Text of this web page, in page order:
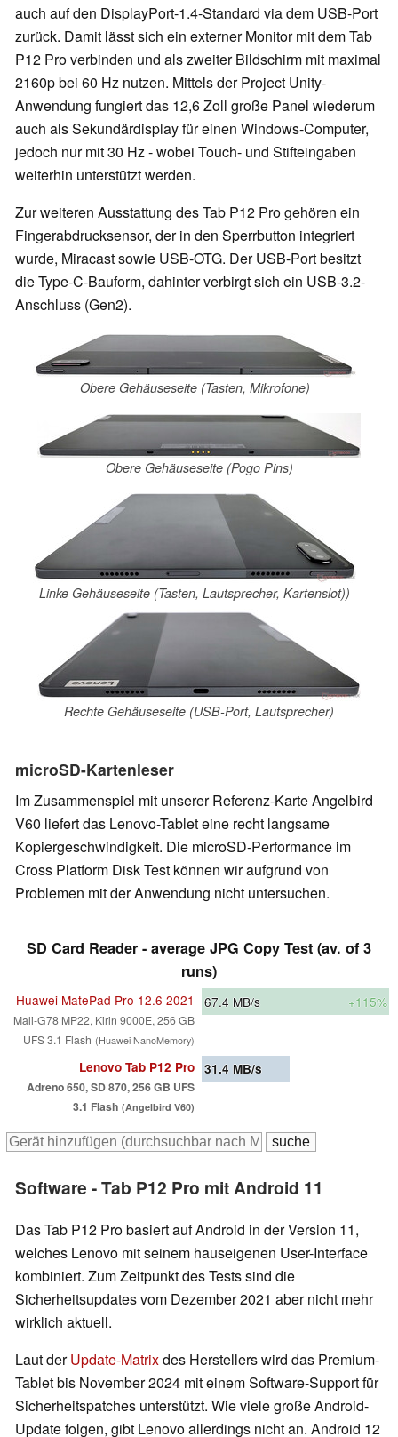
auch auf den DisplayPort-1.4-Standard via dem USB-Port
zurück. Damit lässt sich ein externer Monitor mit dem Tab
P12 Pro verbinden und als zweiter Bildschirm mit maximal
2160p bei 60 Hz nutzen. Mittels der Project Unity-
Anwendung fungiert das 12,6 Zoll große Panel wiederum
auch als Sekundärdisplay für einen Windows-Computer,
jedoch nur mit 30 Hz - wobei Touch- und Stifteingaben
weiterhin unterstützt werden.
Zur weiteren Ausstattung des Tab P12 Pro gehören ein
Fingerabdrucksensor, der in den Sperrbutton integriert
wurde, Miracast sowie USB-OTG. Der USB-Port besitzt
die Type-C-Bauform, dahinter verbirgt sich ein USB-3.2-
Anschluss (Gen2).
Obere Gehäuseseite (Tasten, Mikrofone)
Obere Gehäuseseite (Pogo Pins)
Linke Gehäuseseite (Tasten, Lautsprecher, Kartenslot))
Rechte Gehäuseseite (USB-Port, Lautsprecher)
microSD-Kartenleser
Im Zusammenspiel mit unserer Referenz-Karte Angelbird
V60 liefert das Lenovo-Tablet eine recht langsame
Kopiergeschwindigkeit. Die microSD-Performance im
Cross Platform Disk Test können wir aufgrund von
Problemen mit der Anwendung nicht untersuchen.
SD Card Reader - average JPG Copy Test (av. of 3
runs)
Huawei MatePad Pro 12.6 2021
Mali-G78 MP22, Kirin 9000E, 256 GB
UFS 3.1 Flash (Huawei NanoMemory)
67.4 MB/s +115%
Lenovo Tab P12 Pro
Adreno 650, SD 870, 256 GB UFS
3.1 Flash (Angelbird V60)
31.4 MB/s
Software - Tab P12 Pro mit Android 11
Das Tab P12 Pro basiert auf Android in der Version 11,
welches Lenovo mit seinem hauseigenen User-Interface
kombiniert. Zum Zeitpunkt des Tests sind die
Sicherheitsupdates vom Dezember 2021 aber nicht mehr
wirklich aktuell.
Laut derUpdate-Matrixdes Herstellers wird das Premium-
Tablet bis November 2024 mit einem Software-Support für
Sicherheitspatches unterstützt. Wie viele große Android-
Update folgen, gibt Lenovo allerdings nicht an. Android 12